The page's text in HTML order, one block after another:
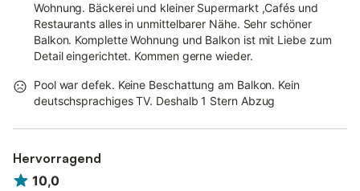
Wohnung. Bäckerei und kleiner Supermarkt ,Cafés und
Restaurants alles in unmittelbarer Nähe. Sehr schöner
Balkon. Komplette Wohnung und Balkon ist mit Liebe zum
Detail eingerichtet. Kommen gerne wieder.
Pool war defek. Keine Beschattung am Balkon. Kein
deutschsprachiges TV. Deshalb 1 Stern Abzug
Hervorragend
10,0